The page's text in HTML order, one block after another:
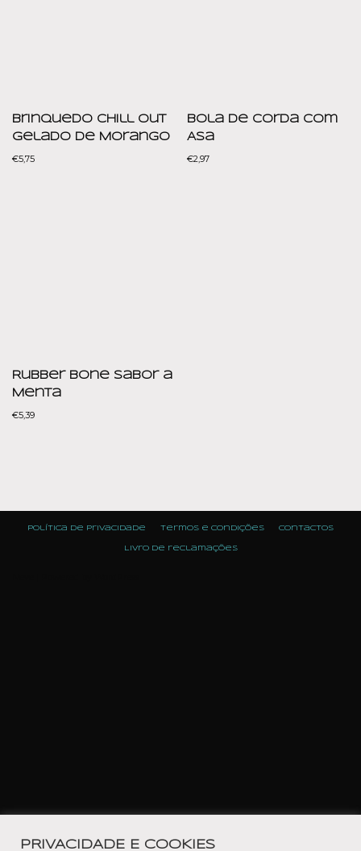
Brinquedo Chill Out
Gelado de Morango
€5,75
Bola de Corda com
Asa
€2,97
Rubber Bone Sabor a
Menta
€5,39
Política de Privacidade Termos e condições Contactos
Livro de reclamações
PRIVACIDADE E COOKIES